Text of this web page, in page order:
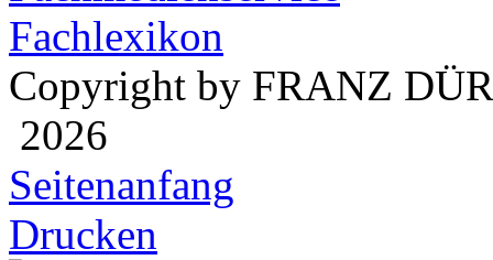
Fachlexikon
Copyright by FRANZ
2026
Seitenanfang
Drucken